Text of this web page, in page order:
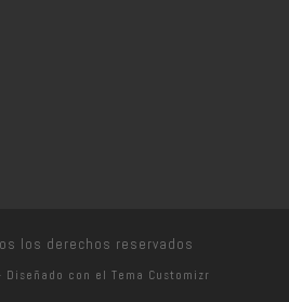
los derechos reservados
Diseñado con el Tema Customizr